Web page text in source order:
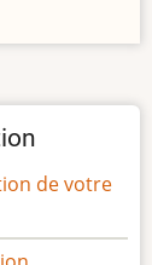
de votre